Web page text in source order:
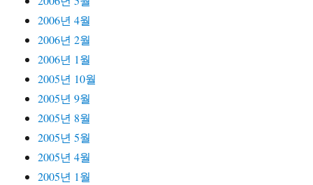
2006년 4월
2006년 2월
2006년 1월
2005년 10월
2005년 9월
2005년 8월
2005년 5월
2005년 4월
2005년 1월